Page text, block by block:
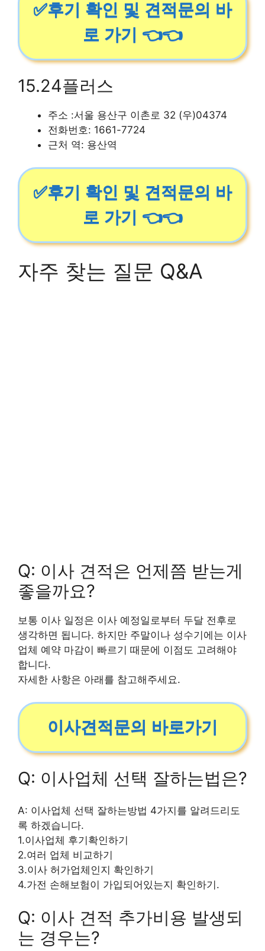
✅후기 확인 및 견적문의 바
로 가기 👈👈
15.24플러스
주소 :서울 용산구 이촌로 32 (우)04374
전화번호: 1661-7724
근처 역: 용산역
✅후기 확인 및 견적문의 바
로 가기 👈👈
자주 찾는 질문 Q&A
Q: 이사 견적은 언제쯤 받는게
좋을까요?
보통 이사 일정은 이사 예정일로부터 두달 전후로
생각하면 됩니다. 하지만 주말이나 성수기에는 이사
업체 예약 마감이 빠르기 때문에 이점도 고려해야
합니다.
자세한 사항은 아래를 참고해주세요.
이사견적문의 바로가기
Q: 이사업체 선택 잘하는법은?
A: 이사업체 선택 잘하는방법 4가지를 알려드리도
록 하겠습니다.
1.이사업체 후기확인하기
2.여러 업체 비교하기
3.이사 허가업체인지 확인하기
4.가전 손해보험이 가입되어있는지 확인하기.
Q: 이사 견적 추가비용 발생되
는 경우는?